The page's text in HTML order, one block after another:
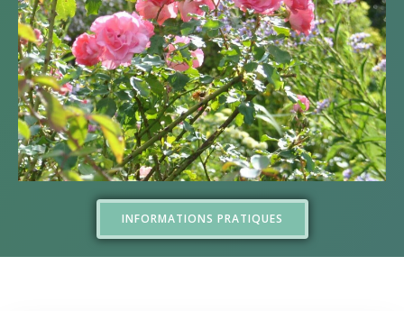
INFORMATIONS PRATIQUES